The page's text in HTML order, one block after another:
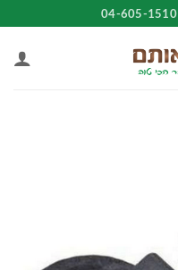
04-605-1510